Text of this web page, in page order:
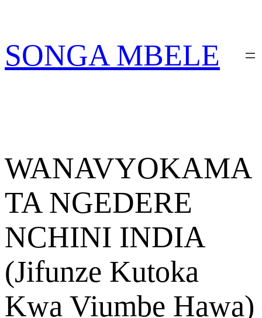
content
SONGA MBELE
WANAVYOKAMA
TA NGEDERE
NCHINI INDIA
(Jifunze Kutoka
Kwa Viumbe Hawa)